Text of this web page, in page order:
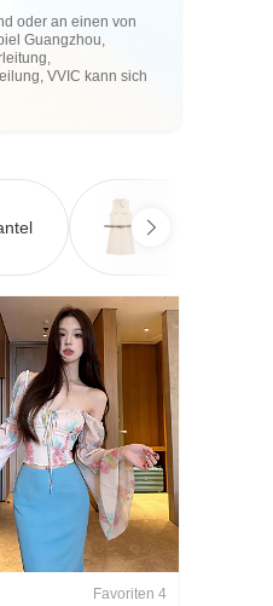
oder an einen von
Guangzhou,
VVIC kann sich
Favoriten 4